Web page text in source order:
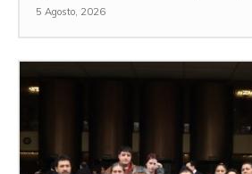
5 Agosto, 2026